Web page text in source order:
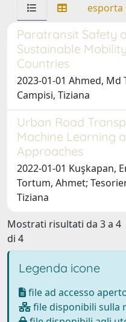
esporta
Paratransit Safety
Sustainable
Countries
2023-01-01 Ahmed, Md
Campisi, Tiziana
Urban Road
Machine Learning
Approaches
2022-01-01 Kuşkapan,
Tortum, Ahmet;
Tiziana
Mostrati risultati da 3 a 4
di 4
Legenda icone
file ad accesso
file disponibili sulla